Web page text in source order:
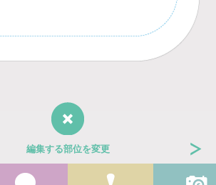
編集する部位を変更